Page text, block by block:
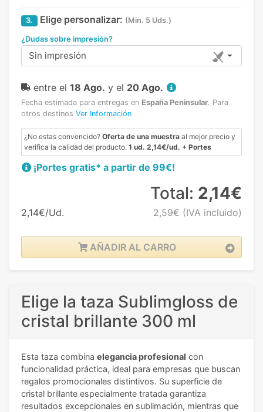
3. Elige personalizar: (Min. 5 Uds.)
¿Dudas sobre impresión?
Sin impresión
entre el 18 Ago. y el 20 Ago.
Fecha estimada para entregas en España Peninsular. Para
otros destinos Ver Información
¿No estas convencido? Oferta de una muestra al mejor precio y
verifica la calidad del producto. 1 ud. 2,14€/ud. + Portes
¡Portes gratis* a partir de 99€!
2,14€/Ud.
Total: 2,14€
2,59€ (IVA incluido)
AÑADIR AL CARRO
Elige la taza Sublimgloss de
cristal brillante 300 ml
Esta taza combina elegancia profesional con
funcionalidad práctica, ideal para empresas que buscan
regalos promocionales distintivos. Su superficie de
cristal brillante especialmente tratada garantiza
resultados excepcionales en sublimación, mientras que